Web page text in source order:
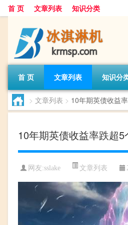
首 页 文章列表 知识分类
首 页 文章列表 知识分
> 文章列表 > 10年期英债收益
10年期英债收益率跌超
网友:sslake 文章列表